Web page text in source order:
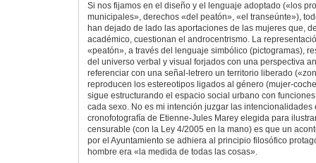
Si nos fijamos en el diseño y el lenguaje adoptado («los
municipales», derechos «del peatón», «el transeúnte»),
han dejado de lado las aportaciones de las mujeres que,
académico, cuestionan el androcentrismo. La
«peatón», a través del lenguaje simbólico (pictogramas),
del universo verbal y visual forjados con una perspectiva
referenciar con una señal-letrero un territorio liberado
reproducen los estereotipos ligados al género (mujer-
sigue estructurando el espacio social urbano con
cada sexo. No es mi intención juzgar las intencionalidades
cronofotografía de Etienne-Jules Marey elegida para
censurable (con la Ley 4/2005 en la mano) es que un
por el Ayuntamiento se adhiera al principio filosófico
hombre era «la medida de todas las cosas».